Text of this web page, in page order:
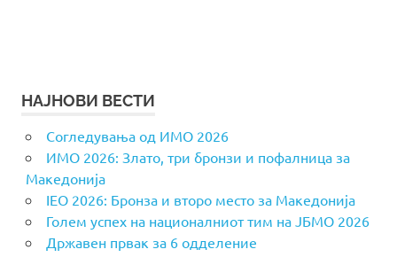
НАЈНОВИ ВЕСТИ
Согледувања од ИМО 2026
ИМО 2026: Злато, три бронзи и пофалница за
Македонија
IEO 2026: Бронза и второ место за Македонија
Голем успех на националниот тим на ЈБМО 2026
Државен првак за 6 одделение